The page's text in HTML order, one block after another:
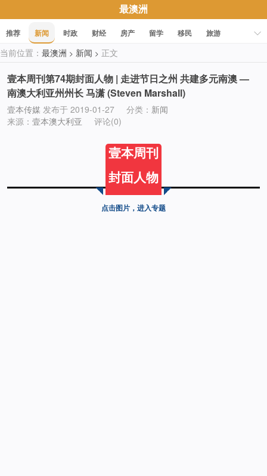
最澳洲
推荐 新闻 时政 财经 房产 留学 移民
旅游
科技
职场 美食 文化
当前位置： 最澳洲 > 新闻 > 正文
壹本周刊第74期封面人物 | 走进节日之州 共建多元南澳 —
南澳大利亚州州长 马潇 (Steven Marshall)
壹本传媒 发布于 2019-01-27 分类： 新闻
来源： 壹本澳大利亚 评论(0)
壹本周刊
封面人物
点击图片，进入专题